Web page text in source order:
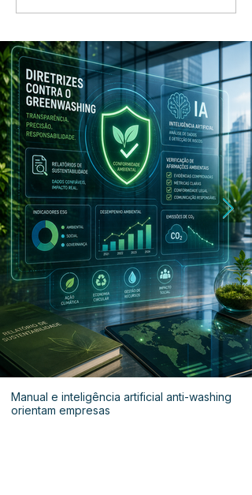
Manual e inteligência artificial anti-washing
orientam empresas